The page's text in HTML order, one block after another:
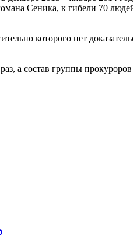
Сеника, к гибели 70
которого нет
а состав группы